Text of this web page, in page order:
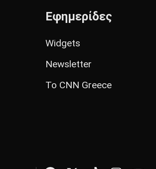
Εφημερίδες
Widgets
Newsletter
Το CNN Greece